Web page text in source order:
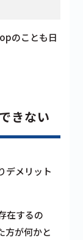
のことも日
きない
デメリット
在するの
方が何かと